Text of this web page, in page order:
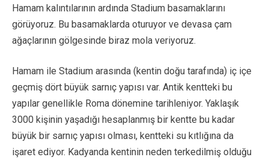
Hamam kalıntılarının ardında Stadium basamaklarını
görüyoruz. Bu basamaklarda oturuyor ve devasa çam
ağaçlarının gölgesinde biraz mola veriyoruz.
Hamam ile Stadium arasında (kentin doğu tarafında) iç içe
geçmiş dört büyük sarnıç yapısı var. Antik kentteki bu
yapılar genellikle Roma dönemine tarihleniyor. Yaklaşık
3000 kişinin yaşadığı hesaplanmış bir kentte bu kadar
büyük bir sarnıç yapısı olması, kentteki su kıtlığına da
işaret ediyor. Kadyanda kentinin neden terkedilmiş olduğu